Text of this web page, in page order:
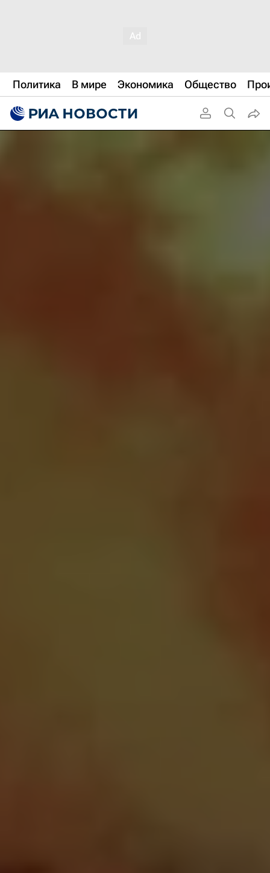
Политика В мире Экономика Общество